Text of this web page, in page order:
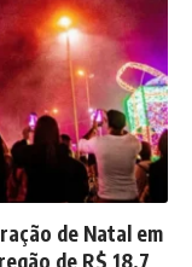
de Natal em
de R$ 18,7